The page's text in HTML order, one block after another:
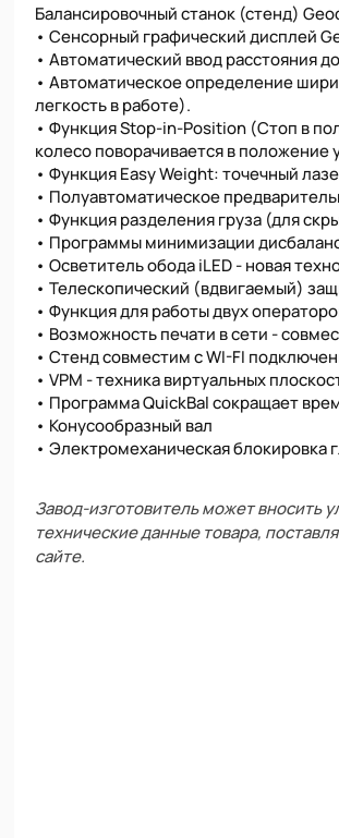
Балансировочный станок (стенд)
• Сенсорный графический дисплей
• Автоматический ввод расстояния
• Автоматическое определение
легкость в работе).
• Функция Stop-in-Position (Стоп в
колесо поворачивается в положение
• Функция Easy Weight: точечный
• Полуавтоматическое
• Функция разделения груза (для
• Программы минимизации
• Осветитель обода iLED - новая
• Телескопический (вдвигаемый)
• Функция для работы двух
• Возможность печати в сети -
• Стенд совместим с WI-FI
• VPM - техника виртуальных
• Программа QuickBal сокращает
• Конусообразный вал
• Электромеханическая блокировка
Завод-изготовитель может вносить
технические данные товара,
сайте.